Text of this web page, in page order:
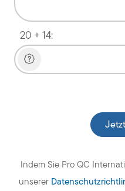
20 + 14:
Indem Sie Pro QC
unserer